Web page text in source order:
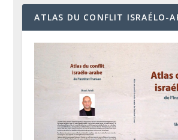
ATLAS DU CONFLIT ISRAÉLO-